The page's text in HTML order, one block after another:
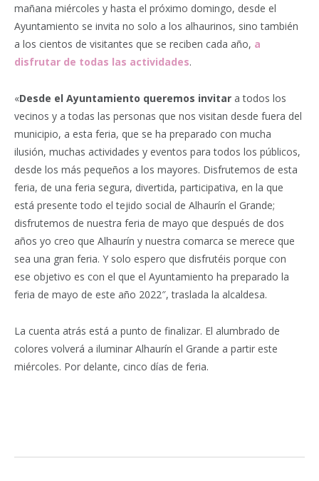
mañana miércoles y hasta el próximo domingo, desde el
Ayuntamiento se invita no solo a los alhaurinos, sino también
a los cientos de visitantes que se reciben cada año, a
disfrutar de todas las actividades.
«Desde el Ayuntamiento queremos invitar a todos los
vecinos y a todas las personas que nos visitan desde fuera del
municipio, a esta feria, que se ha preparado con mucha
ilusión, muchas actividades y eventos para todos los públicos,
desde los más pequeños a los mayores. Disfrutemos de esta
feria, de una feria segura, divertida, participativa, en la que
está presente todo el tejido social de Alhaurín el Grande;
disfrutemos de nuestra feria de mayo que después de dos
años yo creo que Alhaurín y nuestra comarca se merece que
sea una gran feria. Y solo espero que disfrutéis porque con
ese objetivo es con el que el Ayuntamiento ha preparado la
feria de mayo de este año 2022″, traslada la alcaldesa.
La cuenta atrás está a punto de finalizar. El alumbrado de
colores volverá a iluminar Alhaurín el Grande a partir este
miércoles. Por delante, cinco días de feria.